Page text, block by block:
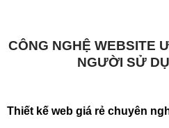
CÔNG NGHỆ WEBSITE
NGƯỜI SỬ
Thiết kế web giá rẻ chuyên